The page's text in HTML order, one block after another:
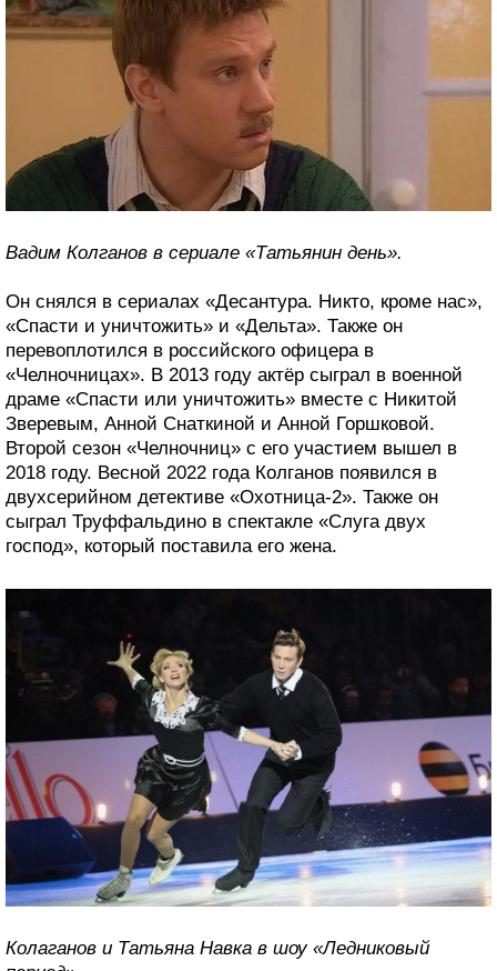
Вадим Колганов в сериале «Татьянин день».
Он снялся в сериалах «Десантура. Никто, кроме нас»,
«Спасти и уничтожить» и «Дельта». Также он
перевоплотился в российского офицера в
«Челночницах». В 2013 году актёр сыграл в военной
драме «Спасти или уничтожить» вместе с Никитой
Зверевым, Анной Снаткиной и Анной Горшковой.
Второй сезон «Челночниц» с его участием вышел в
2018 году. Весной 2022 года Колганов появился в
двухсерийном детективе «Охотница-2». Также он
сыграл Труффальдино в спектакле «Слуга двух
господ», который поставила его жена.
Колаганов и Татьяна Навка в шоу «Ледниковый